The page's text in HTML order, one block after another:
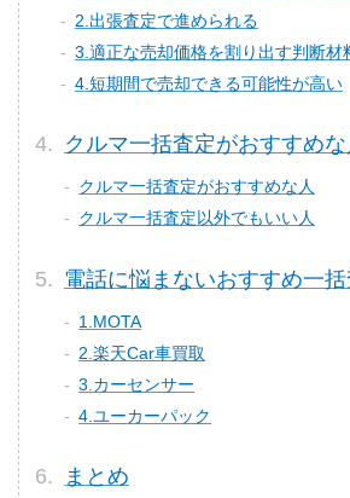
2.出張査定で進められる
3.適正な売却価格を割り出す判断材
4.短期間で売却できる可能性が高い
クルマ一括査定がおすすめな
クルマ一括査定がおすすめな人
クルマ一括査定以外でもいい人
電話に悩まないおすすめ一
1.MOTA
2.楽天Car車買取
3.カーセンサー
4.ユーカーパック
まとめ